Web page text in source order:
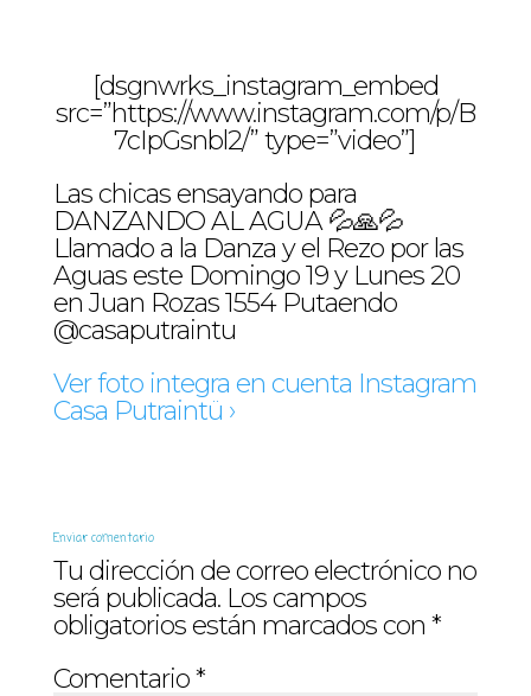
[dsgnwrks_instagram_embed
src=”https://www.instagram.com/p/B
7cIpGsnbl2/” type=”video”]
Las chicas ensayando para
DANZANDO AL AGUA 💦🙏💦
Llamado a la Danza y el Rezo por las
Aguas este Domingo 19 y Lunes 20
en Juan Rozas 1554 Putaendo
@casaputraintu
Ver foto integra en cuenta Instagram
Casa Putraintü ›
Enviar comentario
Tu dirección de correo electrónico no
será publicada. Los campos
obligatorios están marcados con *
Comentario*